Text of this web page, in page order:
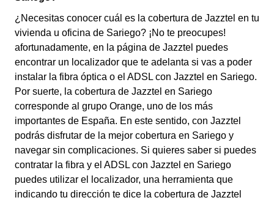
¿Necesitas conocer cuál es la cobertura de Jazztel en tu
vivienda u oficina de Sariego? ¡No te preocupes!
afortunadamente, en la página de Jazztel puedes
encontrar un localizador que te adelanta si vas a poder
instalar la fibra óptica o el ADSL con Jazztel en Sariego.
Por suerte, la cobertura de Jazztel en Sariego
corresponde al grupo Orange, uno de los más
importantes de España. En este sentido, con Jazztel
podrás disfrutar de la mejor cobertura en Sariego y
navegar sin complicaciones. Si quieres saber si puedes
contratar la fibra y el ADSL con Jazztel en Sariego
puedes utilizar el localizador, una herramienta que
indicando tu dirección te dice la cobertura de Jazztel